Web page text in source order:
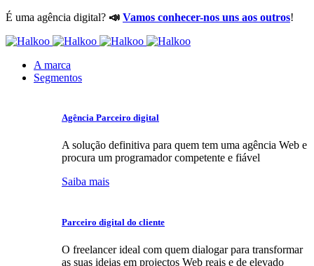
É uma agência digital? 📣 Vamos conhecer-nos uns aos outros!
A marca
Segmentos
Agência Parceiro digital
A solução definitiva para quem tem uma agência Web e
procura um programador competente e fiável
Saiba mais
Parceiro digital do cliente
O freelancer ideal com quem dialogar para transformar
as suas ideias em projectos Web reais e de elevado